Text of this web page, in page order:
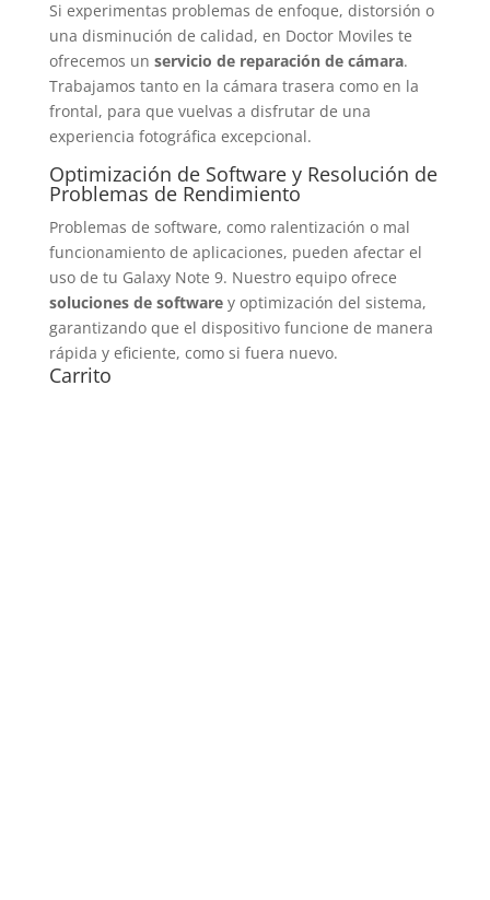
Si experimentas problemas de enfoque, distorsión o
una disminución de calidad, en Doctor Moviles te
ofrecemos un servicio de reparación de cámara.
Trabajamos tanto en la cámara trasera como en la
frontal, para que vuelvas a disfrutar de una
experiencia fotográfica excepcional.
Optimización de Software y Resolución de
Problemas de Rendimiento
Problemas de software, como ralentización o mal
funcionamiento de aplicaciones, pueden afectar el
uso de tu Galaxy Note 9. Nuestro equipo ofrece
soluciones de softwarey optimización del sistema,
garantizando que el dispositivo funcione de manera
rápida y eficiente, como si fuera nuevo.
Carrito